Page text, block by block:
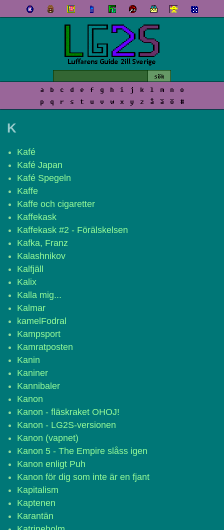
a b c d e f g h i j k l m n
o
p
q r s t u v w x y z å ä ö #
K
Kafé
Kafé Japan
Kafé Spegeln
Kaffe
Kaffe och cigaretter
Kaffekask
Kaffekask #2 - Förälskelsen
Kafka, Franz
Kalashnikov
Kalfjäll
Kalix
Kalla mig...
Kalmar
kamelFodral
Kampsport
Kamratposten
Kanin
Kaniner
Kannibaler
Kanon
Kanon - fläskraket OHOJ!
Kanon - LG2S-versionen
Kanon (vapnet)
Kanon 5 - The Empire slåss igen
Kanon enligt Puh
Kanon för dig som inte är en fjant
Kapitalism
Kaptenen
Karantän